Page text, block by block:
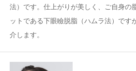
法）です。仕上がりが美しく、ご自身の
ットである下眼瞼脱脂（ハムラ法）です
介します。